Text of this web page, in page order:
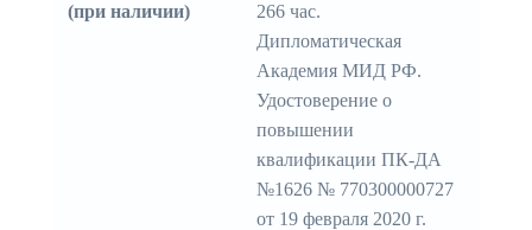
(при наличии)
266 час.
Дипломатическая
Академия МИД РФ.
Удостоверение о
повышении
квалификации ПК-ДА
№1626 № 770300000727
от 19 февраля 2020 г.